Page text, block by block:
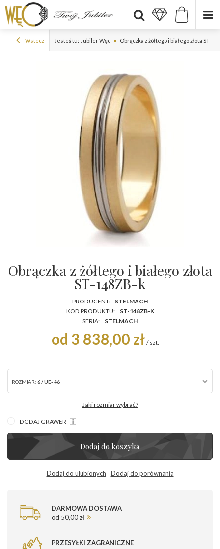
Wstecz Jesteś tu: Jubiler Węc Obrączka z żółtego i białego złota ST-
Obrączka z żółtego i białego złota
ST-148ZB-k
PRODUCENT:
STELMACH
KOD PRODUKTU:
ST-148ZB-K
SERIA:
STELMACH
od 3 838,00 zł / szt.
ROZMIAR: 6 / UE- 46
Jaki rozmiar wybrać?
DODAJ GRAWER
Dodaj do koszyka
Dodaj do ulubionych Dodaj do porównania
DARMOWA DOSTAWA
od 50,00 zł
PRZESYŁKI ZAGRANICZNE